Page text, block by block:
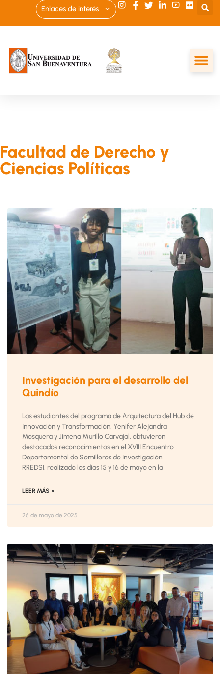
Enlaces de interés
Facultad de Derecho y
Ciencias Políticas
Investigación para el desarrollo del
Quindío
Las estudiantes del programa de Arquitectura del Hub de
Innovación y Transformación, Yenifer Alejandra
Mosquera y Jimena Murillo Carvajal, obtuvieron
destacados reconocimientos en el XVIII Encuentro
Departamental de Semilleros de Investigación
RREDSI, realizado los días 15 y 16 de mayo en la
LEER MÁS »
26 de mayo de 2025